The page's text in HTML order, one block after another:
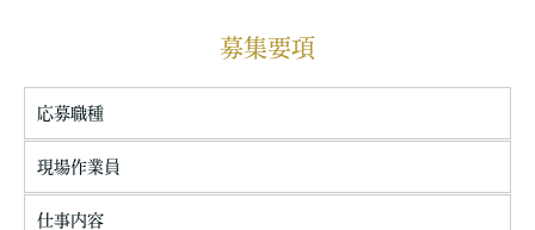
募集要項
応募職種
現場作業員
仕事内容